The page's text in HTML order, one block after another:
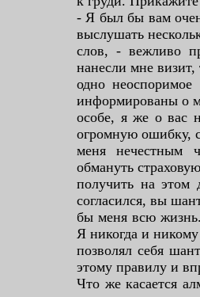
- Я был бы вам
выслушать
слов, - вежливо
нанесли мне
одно
информированы о
особе, я же о вас
огромную ошибку,
меня нечестным
обмануть
получить на этом
согласился, вы
бы меня всю
Я никогда и
позволял себя
этому правилу и
Что же касается